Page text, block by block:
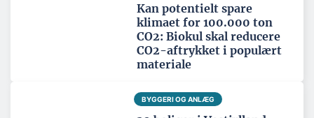
Kan potentielt spare
klimaet for 100.000 ton
CO2: Biokul skal reducere
CO2-aftrykket i populært
materiale
BYGGERI OG ANLÆG